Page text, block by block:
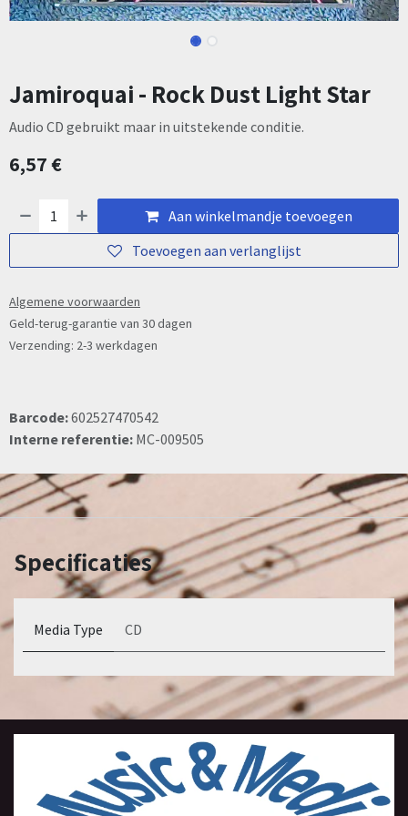
Jamiroquai - Rock Dust Light Star
Audio CD gebruikt maar in uitstekende conditie.
6,57€
Aan winkelmandje toevoegen
Toevoegen aan verlanglijst
Algemene voorwaarden
Geld-terug-garantie van 30 dagen
Verzending: 2-3 werkdagen
Barcode:602527470542
Interne referentie: MC-009505
Specificaties
Media Type CD